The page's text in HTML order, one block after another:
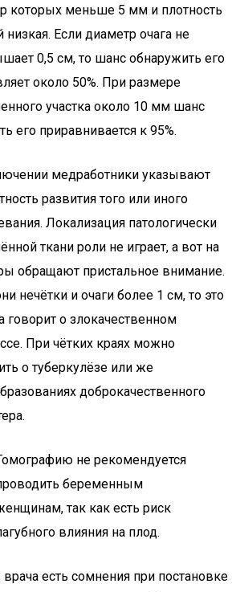
которых меньше 5 мм и плотность
низкая. Если диаметр очага не
0,5 см, то шанс обнаружить его
около 50%. При размере
участка около 10 мм шанс
его приравнивается к 95%.
медработники указывают
развития того или иного
Локализация патологически
ткани роли не играет, а вот на
обращают пристальное внимание.
нечётки и очаги более 1 см, то это
говорит о злокачественном
При чётких краях можно
о туберкулёзе или же
доброкачественного
не рекомендуется
беременным
так как есть риск
влияния на плод.
врача есть сомнения при постановке